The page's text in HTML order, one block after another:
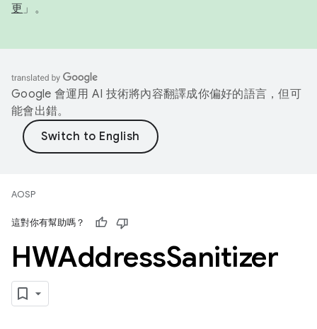
更 」。
Google 會運用 AI 技術將內容翻譯成你偏好的語言，但可
能會出錯。
AOSP
這對你有幫助嗎？
HWAddressSanitizer